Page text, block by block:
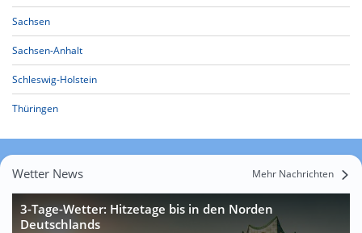
Sachsen
Sachsen-Anhalt
Schleswig-Holstein
Thüringen
Wetter News Mehr Nachrichten
3-Tage-Wetter: Hitzetage bis in den Norden
Deutschlands